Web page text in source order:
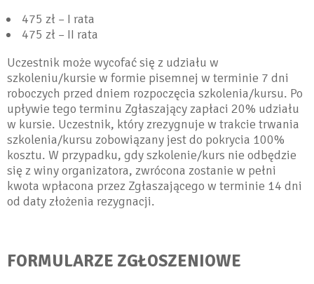
475 zł – I rata
475 zł – II rata
Uczestnik może wycofać się z udziału w
szkoleniu/kursie w formie pisemnej w terminie 7 dni
roboczych przed dniem rozpoczęcia szkolenia/kursu. Po
upływie tego terminu Zgłaszający zapłaci 20% udziału
w kursie. Uczestnik, który zrezygnuje w trakcie trwania
szkolenia/kursu zobowiązany jest do pokrycia 100%
kosztu. W przypadku, gdy szkolenie/kurs nie odbędzie
się z winy organizatora, zwrócona zostanie w pełni
kwota wpłacona przez Zgłaszającego w terminie 14 dni
od daty złożenia rezygnacji.
FORMULARZE ZGŁOSZENIOWE